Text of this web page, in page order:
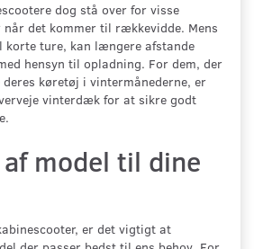
dog stå over for visse
det kommer til rækkevidde. Mens
korte ture, kan længere afstande
hensyn til opladning. For dem, der
køretøj i vintermånederne, er
vinterdæk for at sikre godt
model til dine
er det vigtigt at